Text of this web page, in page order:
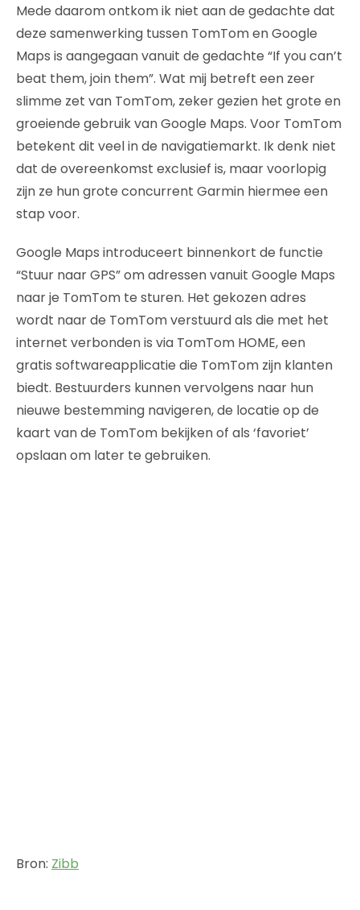
Mede daarom ontkom ik niet aan de gedachte dat
deze samenwerking tussen TomTom en Google
Maps is aangegaan vanuit de gedachte “If you can’t
beat them, join them”. Wat mij betreft een zeer
slimme zet van TomTom, zeker gezien het grote en
groeiende gebruik van Google Maps. Voor TomTom
betekent dit veel in de navigatiemarkt. Ik denk niet
dat de overeenkomst exclusief is, maar voorlopig
zijn ze hun grote concurrent Garmin hiermee een
stap voor.
Google Maps introduceert binnenkort de functie
“Stuur naar GPS” om adressen vanuit Google Maps
naar je TomTom te sturen. Het gekozen adres
wordt naar de TomTom verstuurd als die met het
internet verbonden is via TomTom HOME, een
gratis softwareapplicatie die TomTom zijn klanten
biedt. Bestuurders kunnen vervolgens naar hun
nieuwe bestemming navigeren, de locatie op de
kaart van de TomTom bekijken of als ‘favoriet’
opslaan om later te gebruiken.
Bron: Zibb